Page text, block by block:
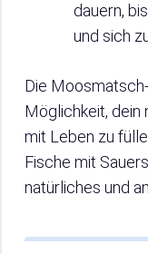
dauern,
und sich
Die
Möglichkeit, dein
mit Leben zu
Fische mit
natürliches und